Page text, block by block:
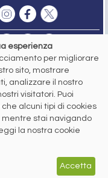
Brescia n. 11/2004 del 17
esperienza
per migliorare
sito, mostrare
analizzare il nostro
visitatori. Puoi
alcuni tipi di cookies
stai navigando
la nostra cookie
Accetta